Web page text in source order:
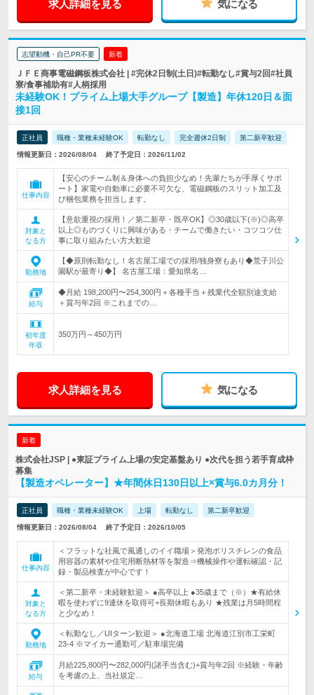
求人詳細を見る 気になる
志望動機・自己PR不要 新着
ＪＦＥ商事電磁鋼板株式会社 | #完休2日制(土日)#転勤なし#賞与2回#社員
寮/食事補助有#人柄採用
未経験OK！プライム上場大手グループ【製造】年休120日＆面
接1回
正社員 職種・業種未経験OK 転勤なし 完全週休2日制 第二新卒歓迎
情報更新日：2026/08/04 終了予定日：2026/11/02
仕事内容
【安心のチーム制＆身体への負担少なめ！先輩たちが手厚くサポ
ート】家電や自動車に必要不可欠な、電磁鋼板のスリット加工及
び梱包業務を担当します。
対象と
なる方
【意欲重視の採用！／第二新卒・既卒OK】◎30歳以下(※)◎高卒
以上◎ものづくりに興味がある・チームで働きたい・コツコツ仕
事に取り組みたい方大歓迎
勤務地
【◆原則転勤なし！名古屋工場での採用/独身寮もあり◆荒子川公
園駅が最寄り◆】 名古屋工場：愛知県名…
給与
◆月給 198,200円〜254,300円＋各種手当＋残業代全額別途支給
＋賞与年2回 ※これまでの…
初年度
年収
350万円～450万円
求人詳細を見る 気になる
新着
株式会社JSP | ●東証プライム上場の安定基盤あり ●次代を担う若手育成枠
募集
【製造オペレーター】★年間休日130日以上×賞与6.0カ月分！
正社員 職種・業種未経験OK 上場 転勤なし 第二新卒歓迎
情報更新日：2026/08/04 終了予定日：2026/10/05
仕事内容
＜フラットな社風で風通しのイイ職場＞発泡ポリスチレンの食品
用容器の素材や住宅用断熱材等を製造⇒機械操作や運転確認・記
録・製品検査が中心です！
対象と
なる方
＜第二新卒・未経験歓迎＞ ●高卒以上 ●35歳まで（※）★有給休
暇を使わずに9連休を取得可+長期休暇もあり ★残業は月5時間程
と少なめ！
勤務地
＜転勤なし／UIターン歓迎＞ ●北海道工場 北海道江別市工栄町
23-4 ※マイカー通勤可／駐車場完備
給与
月給225,800円〜282,000円(諸手当含む)+賞与年2回 ※経験・年齢
を考慮の上、当社規定…